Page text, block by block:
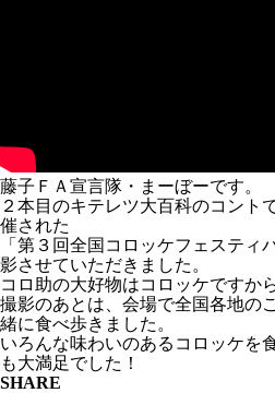
藤子ＦＡ宣言隊・まーぼーです。
２本目のキテレツ大百科のコント
催された
「第３回全国コロッケフェスティ
影させていただきました。
コロ助の大好物はコロッケですか
撮影のあとは、会場で全国各地の
緒に食べ歩きました。
いろんな味わいのあるコロッケを
も大満足でした！
SHARE